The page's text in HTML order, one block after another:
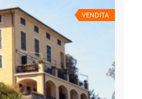
VENDITA